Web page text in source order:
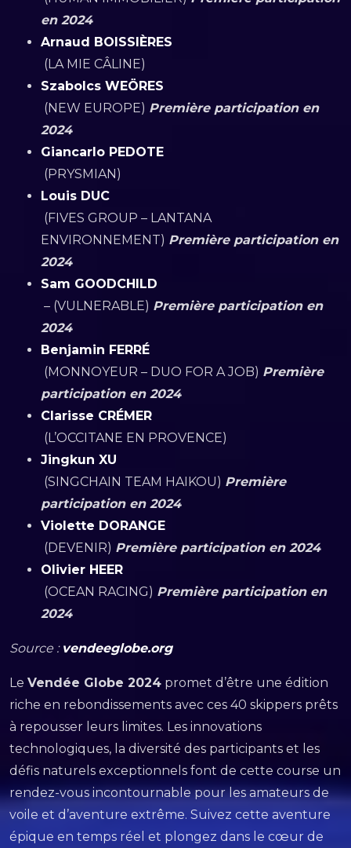
en 2024
Arnaud BOISSIÈRES
(LA MIE CÂLINE)
Szabolcs WEÖRES
(NEW EUROPE) Première participation en
2024
Giancarlo PEDOTE
(PRYSMIAN)
Louis DUC
(FIVES GROUP – LANTANA
ENVIRONNEMENT) Première participation en
2024
Sam GOODCHILD
– (VULNERABLE) Première participation en
2024
Benjamin FERRÉ
(MONNOYEUR – DUO FOR A JOB) Première
participation en 2024
Clarisse CRÉMER
(L’OCCITANE EN PROVENCE)
Jingkun XU
(SINGCHAIN TEAM HAIKOU) Première
participation en 2024
Violette DORANGE
(DEVENIR) Première participation en 2024
Olivier HEER
(OCEAN RACING) Première participation en
2024
Source : vendeeglobe.org
Le Vendée Globe 2024 promet d’être une édition
riche en rebondissements avec ces 40 skippers prêts
à repousser leurs limites. Les innovations
technologiques, la diversité des participants et les
défis naturels exceptionnels font de cette course un
rendez-vous incontournable pour les amateurs de
voile et d’aventure extrême. Suivez cette aventure
épique en temps réel et plongez dans le cœur de